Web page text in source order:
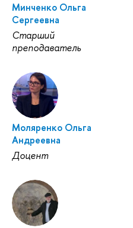
Минченко Ольга
Сергеевна
Старший
преподаватель
Моляренко Ольга
Андреевна
Доцент